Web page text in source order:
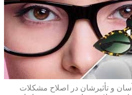
و تأثیرشان در اصلاح مشکلات